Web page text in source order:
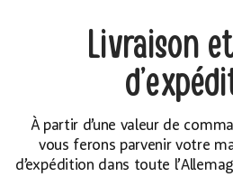
Livraison
À partir d’une valeur de
vous ferons parvenir votre
d’expédition dans toute